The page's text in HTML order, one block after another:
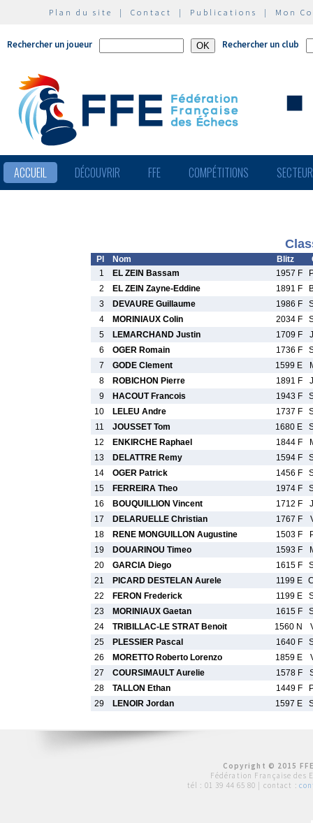
Plan du site | Contact | Publications | Mon
Rechercher un joueur Rechercher un club
ACCUEIL DÉCOUVRIR FFE COMPÉTITIONS
Pl Nom Blitz
1
EL ZEIN Bassam 1957 F
2
EL ZEIN Zayne-Eddine 1891 F
3
DEVAURE Guillaume 1986 F
4
MORINIAUX Colin 2034 F
5
LEMARCHAND Justin 1709 F
6
OGER Romain 1736 F
7
GODE Clement 1599 E
8
ROBICHON Pierre 1891 F
9
HACOUT Francois 1943 F
10
LELEU Andre 1737 F
11
JOUSSET Tom 1680 E
12
ENKIRCHE Raphael 1844 F
13
DELATTRE Remy 1594 F
14
OGER Patrick 1456 F
15
FERREIRA Theo 1974 F
16
BOUQUILLION Vincent 1712 F
17
DELARUELLE Christian 1767 F
18
RENE MONGUILLON Augustine 1503 F
19
DOUARINOU Timeo 1593 F
20
GARCIA Diego 1615 F
21
PICARD DESTELAN Aurele 1199 E
22
FERON Frederick 1199 E
23
MORINIAUX Gaetan 1615 F
24
TRIBILLAC-LE STRAT Benoit 1560 N
25
PLESSIER Pascal 1640 F
26
MORETTO Roberto Lorenzo 1859 E
27
COURSIMAULT Aurelie 1578 F
28
TALLON Ethan 1449 F
29
LENOIR Jordan 1597 E
Copyright © 2015
Fédération Française des
tél : 01 39 44 65 80 | contact :